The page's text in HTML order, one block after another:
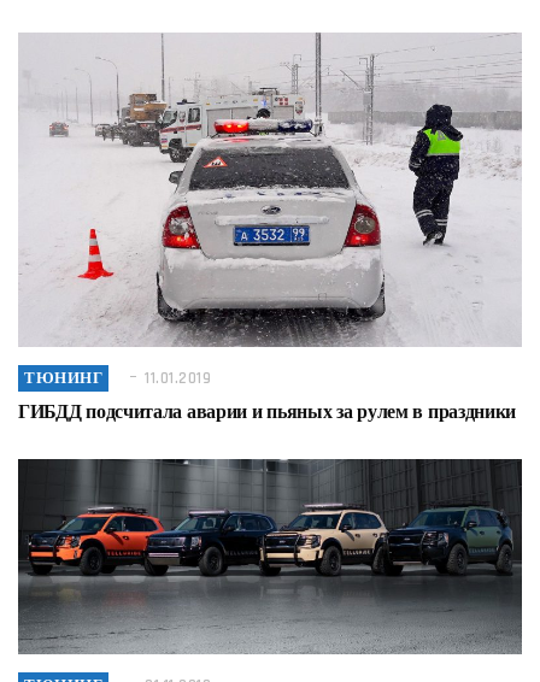
ТЮНИНГ 11.01.2019
ГИБДД подсчитала аварии и пьяных за рулем в праздники